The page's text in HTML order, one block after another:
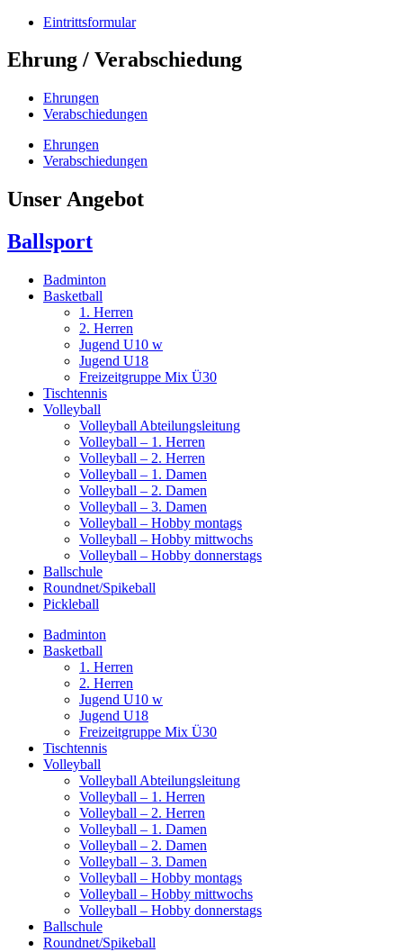
Eintrittsformular
Ehrung / Verabschiedung
Ehrungen
Verabschiedungen
Ehrungen
Verabschiedungen
Unser Angebot
Ballsport
Badminton
Basketball
1. Herren
2. Herren
Jugend U10 w
Jugend U18
Freizeitgruppe Mix Ü30
Tischtennis
Volleyball
Volleyball Abteilungsleitung
Volleyball – 1. Herren
Volleyball – 2. Herren
Volleyball – 1. Damen
Volleyball – 2. Damen
Volleyball – 3. Damen
Volleyball – Hobby montags
Volleyball – Hobby mittwochs
Volleyball – Hobby donnerstags
Ballschule
Roundnet/Spikeball
Pickleball
Badminton
Basketball
1. Herren
2. Herren
Jugend U10 w
Jugend U18
Freizeitgruppe Mix Ü30
Tischtennis
Volleyball
Volleyball Abteilungsleitung
Volleyball – 1. Herren
Volleyball – 2. Herren
Volleyball – 1. Damen
Volleyball – 2. Damen
Volleyball – 3. Damen
Volleyball – Hobby montags
Volleyball – Hobby mittwochs
Volleyball – Hobby donnerstags
Ballschule
Roundnet/Spikeball